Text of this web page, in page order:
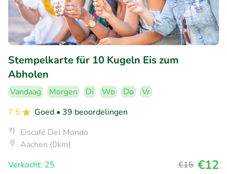
Stempelkarte für 10 Kugeln Eis zum
Abholen
Vandaag Morgen Di Wo Do
Vr
7.5
Goed • 39 beoordelingen
Eiscafé Del Mondo
Aachen (0km)
Verkocht: 25
€15 €12